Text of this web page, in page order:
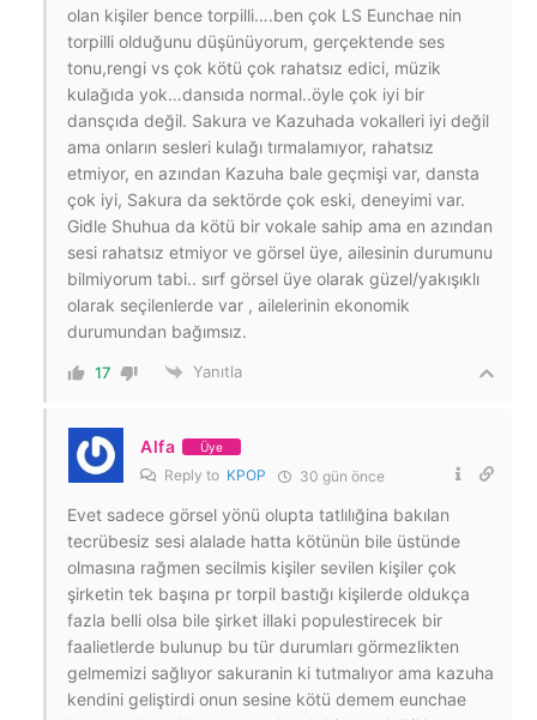
olan kişiler bence torpilli….ben çok LS Eunchae nin
torpilli olduğunu düşünüyorum, gerçektende ses
tonu,rengi vs çok kötü çok rahatsız edici, müzik
kulağıda yok…dansıda normal..öyle çok iyi bir
dansçıda değil. Sakura ve Kazuhada vokalleri iyi değil
ama onların sesleri kulağı tırmalamıyor, rahatsız
etmiyor, en azından Kazuha bale geçmişi var, dansta
çok iyi, Sakura da sektörde çok eski, deneyimi var.
Gidle Shuhua da kötü bir vokale sahip ama en azından
sesi rahatsız etmiyor ve görsel üye, ailesinin durumunu
bilmiyorum tabi.. sırf görsel üye olarak güzel/yakışıklı
olarak seçilenlerde var , ailelerinin ekonomik
durumundan bağımsız.
17 Yanıtla
Alfa Üye
Reply to KPOP 30 gün önce
Evet sadece görsel yönü olupta tatlılığina bakılan
tecrübesiz sesi alalade hatta kötünün bile üstünde
olmasına rağmen secilmis kişiler sevilen kişiler çok
şirketin tek başına pr torpil bastığı kişilerde oldukça
fazla belli olsa bile şirket illaki populestirecek bir
faalietlerde bulunup bu tür durumları görmezlikten
gelmemizi sağlıyor sakuranin ki tutmalıyor ama kazuha
kendini geliştirdi onun sesine kötü demem eunchae